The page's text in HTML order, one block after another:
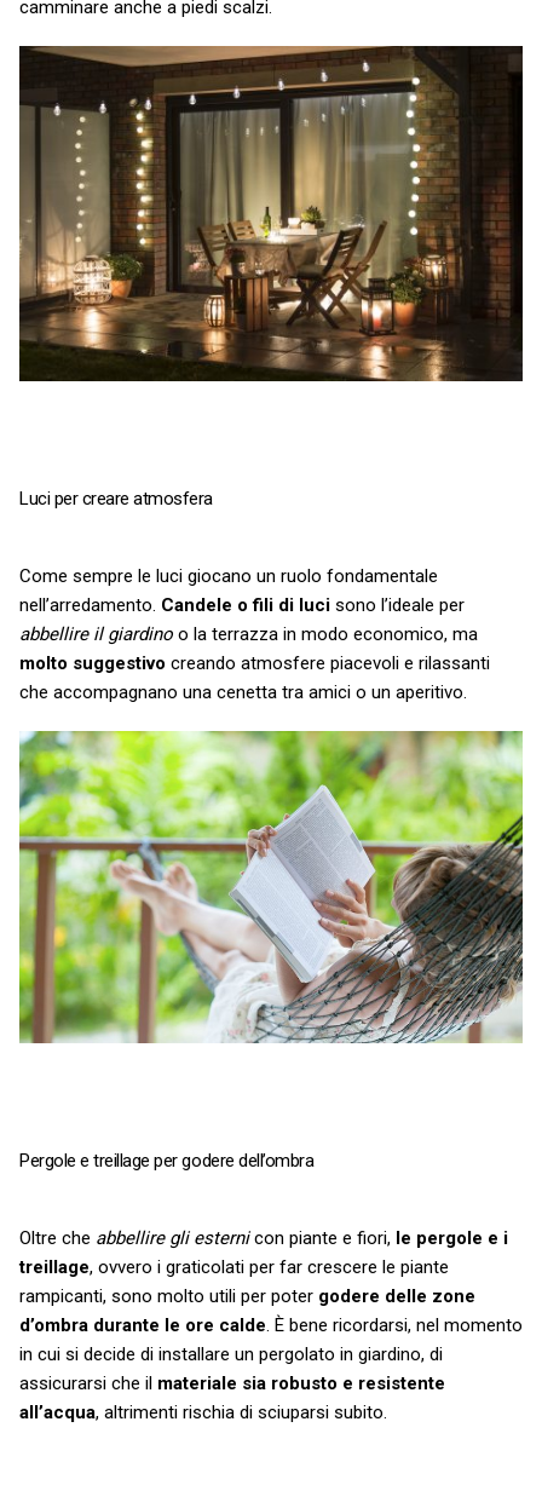
camminare anche a piedi scalzi.
Luci per creare atmosfera
Come sempre le luci giocano un ruolo fondamentale
nell’arredamento. Candele o fili di luci sono l’ideale per
abbellire il giardino o la terrazza in modo economico, ma
molto suggestivo creando atmosfere piacevoli e rilassanti
che accompagnano una cenetta tra amici o un aperitivo.
Pergole e treillage per godere dell’ombra
Oltre che abbellire gli esternicon piante e fiori, le pergole e i
treillage, ovvero i graticolati per far crescere le piante
rampicanti, sono molto utili per poter godere delle zone
d’ombra durante le ore calde. È bene ricordarsi, nel momento
in cui si decide di installare un pergolato in giardino, di
assicurarsi che il materiale sia robusto e resistente
all’acqua, altrimenti rischia di sciuparsi subito.